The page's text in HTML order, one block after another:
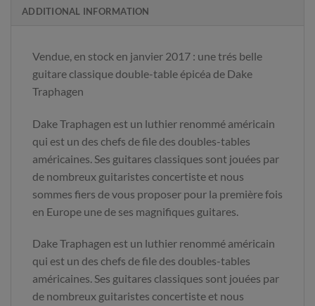
ADDITIONAL INFORMATION
Vendue, en stock en janvier 2017 : une trés belle
guitare classique double-table épicéa de Dake
Traphagen
Dake Traphagen est un luthier renommé américain
qui est un des chefs de file des doubles-tables
américaines. Ses guitares classiques sont jouées par
de nombreux guitaristes concertiste et nous
sommes fiers de vous proposer pour la première fois
en Europe une de ses magnifiques guitares.
Dake Traphagen est un luthier renommé américain
qui est un des chefs de file des doubles-tables
américaines. Ses guitares classiques sont jouées par
de nombreux guitaristes concertiste et nous